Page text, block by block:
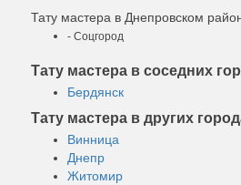
Тату мастера в Днепровском
- Соцгород
Тату мастера в соседних
Бердянск
Тату мастера в других
Винница
Днепр
Житомир